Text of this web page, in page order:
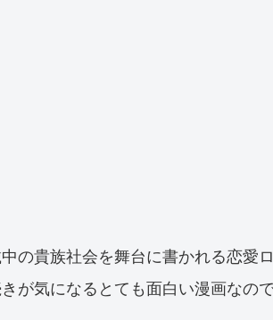
の貴族社会を舞台に書かれる恋愛
が気になるとても面白い漫画なの